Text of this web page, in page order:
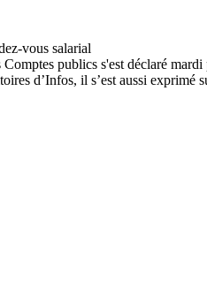
publics s'est déclaré
d’Infos, il s’est aussi